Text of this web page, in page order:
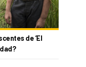
de ‘El